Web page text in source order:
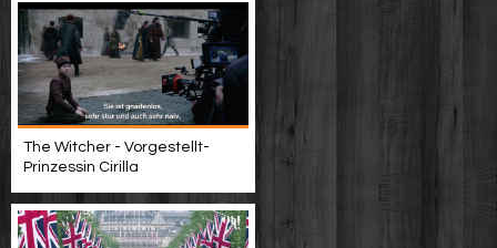
The Witcher - Vorgestellt-
Prinzessin Cirilla